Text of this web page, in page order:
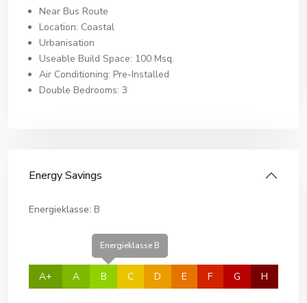
Near Bus Route
Location: Coastal
Urbanisation
Useable Build Space: 100 Msq.
Air Conditioning: Pre-Installed
Double Bedrooms: 3
Energy Savings
Energieklasse: B
A+ A
Energieklasse B
B C D E F G H